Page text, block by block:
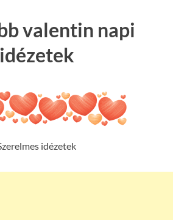
valentin napi
idézetek
idézetek